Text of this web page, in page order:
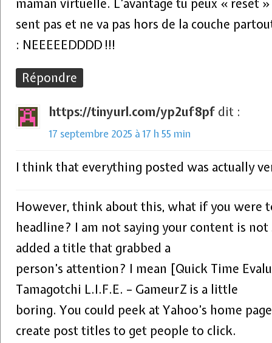
maman virtuelle. L’avantage tu peux « reset
sent pas et ne va pas hors de la couche
: NEEEEEDDDD !!!
Répondre
https://tinyurl.com/yp2uf8pf dit :
17 septembre 2025 à 17 h 55 min
I think that everything posted was actually
However, think about this, what if you were
headline? I am not saying your content is
added a title that grabbed a
person’s attention? I mean [Quick Time
Tamagotchi L.I.F.E. – GameurZ is a little
boring. You could peek at Yahoo’s home
create post titles to get people to click.